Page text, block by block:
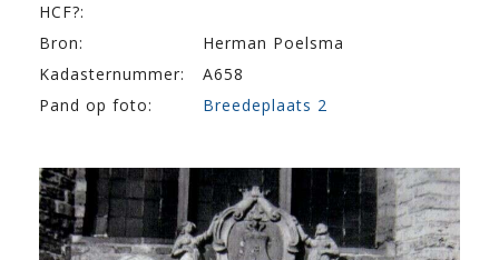
HCF?:
Bron:
Herman Poelsma
Kadasternummer:
A658
Pand op foto:
Breedeplaats 2